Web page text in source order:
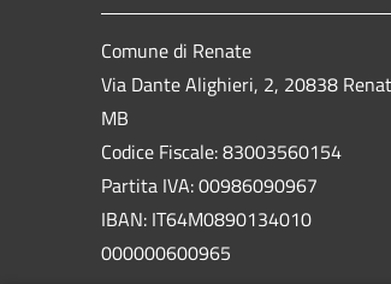
Comune di Renate
Via Dante Alighieri, 2, 20838
MB
Codice Fiscale: 83003560154
Partita IVA: 00986090967
IBAN: IT64M0890134010
000000600965